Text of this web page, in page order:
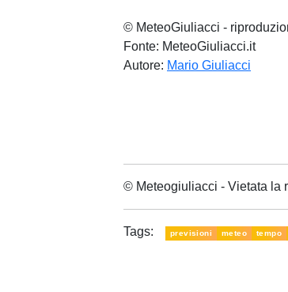
© MeteoGiuliacci -
Fonte: MeteoGiuliacci.it
Autore: Mario Giuliacci
© Meteogiuliacci - Vietata la
Tags: previsioni meteo tempo